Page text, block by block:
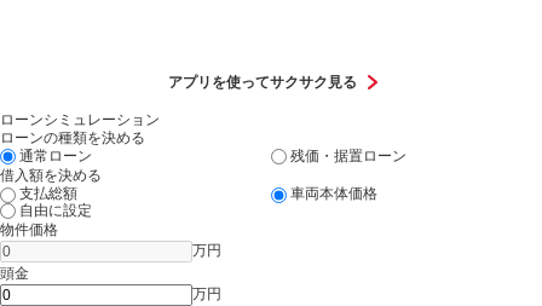
アプリを使ってサクサク見る
ローンシミュレーション
ローンの種類を決める
通常ローン
残価・据置ローン
借入額を決める
支払総額
車両本体価格
自由に設定
物件価格
万円
頭金
万円